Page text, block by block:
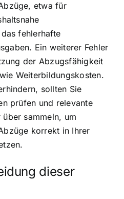
etwa für
fehlerhafte
Ein weiterer Fehler
der Abzugsfähigkeit
Weiterbildungskosten.
sollten Sie
prüfen und relevante
sammeln, um
korrekt in Ihrer
dieser